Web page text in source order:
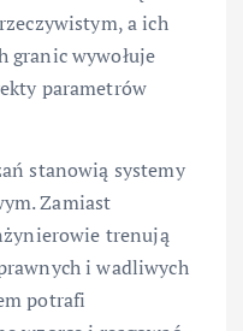
a ich
granic wywołuje
parametrów
stanowią systemy
Zamiast
trenują
i wadliwych
potrafi